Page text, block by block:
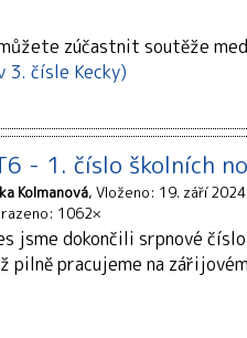
zúčastnit soutěže
3. čísle Kecky)
- 1. číslo školních
Kolmanová Vloženo: 19. září
1062×
jsme dokončili srpnové
pilně pracujeme na